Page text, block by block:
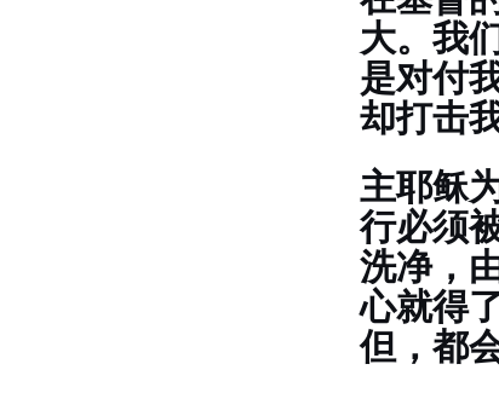
大。我
是对付
却打击
主耶稣
行必须
洗净，
心就得
但，都